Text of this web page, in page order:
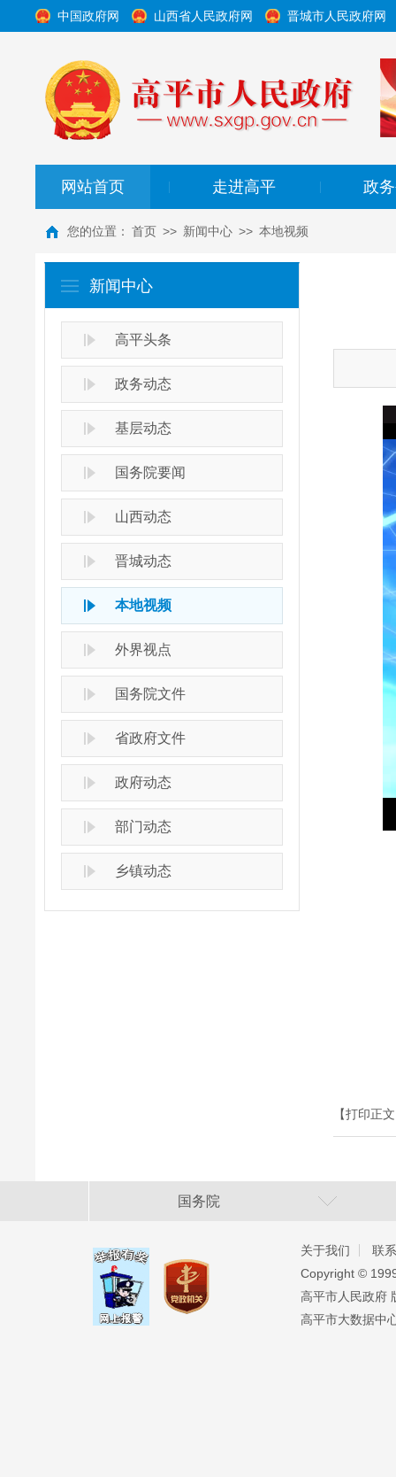
中国政府网 山西省人民政府网 晋城市人民政府网
网站首页 走进高平 政
您的位置： 首页 >> 新闻中心 >> 本地视频
新闻中心
高平头条
政务动态
基层动态
国务院要闻
山西动态
晋城动态
本地视频
外界视点
国务院文件
省政府文件
政府动态
部门动态
乡镇动态
【打印正
国务院
关于我们
联
Copyright ©️
高平市人民政府
高平市大数据